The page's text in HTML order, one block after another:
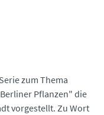
zum Thema
Pflanzen" die
vorgestellt. Zu Wort